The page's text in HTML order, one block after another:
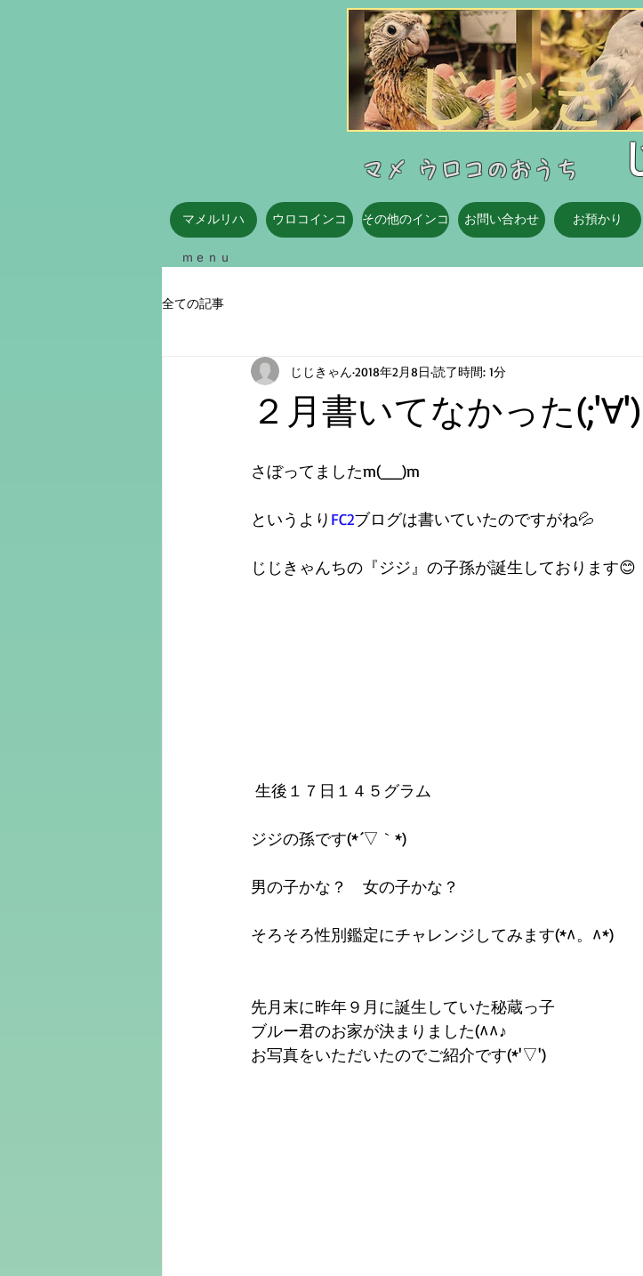
​マメ ウロコのおうち
マメルリハ ウロコインコ その他のインコ お問い合わせ お預かり
ｍｅｎｕ
全ての記事
２月書いてなかった(;'∀')
じじきゃん 2018年2月8日 読了時間: 1分
さぼってましたm(__)m
というより FC2ブログは書いていたのですがね💦
じじきゃんちの『ジジ』の子孫が誕生しております😊
生後１７日１４５グラム
ジジの孫です(*´▽｀*)
男の子かな？　女の子かな？
そろそろ性別鑑定にチャレンジしてみます(*^。^*)
先月末に昨年９月に誕生していた秘蔵っ子
ブルー君のお家が決まりました(^^♪
お写真をいただいたのでご紹介です(*'▽')